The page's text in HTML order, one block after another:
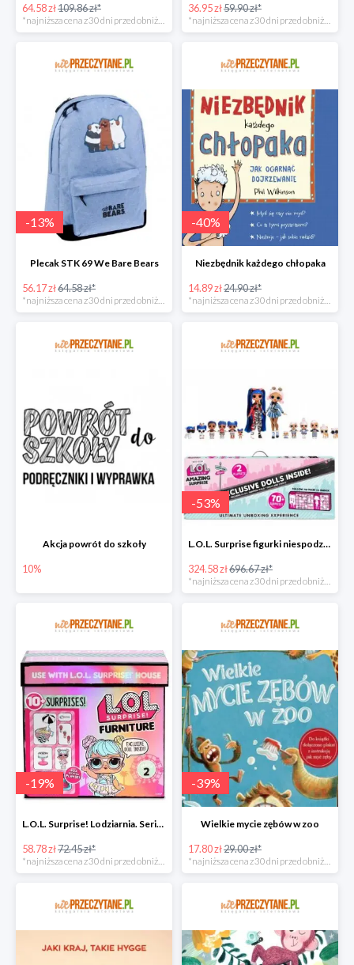
64.58 zł109.86 zł* 36.95 zł59.90 zł*
-13%
Plecak STK 69 We Bare Bears
56.17 zł64.58 zł*
*najniższa cena z 30 dni przed obniżką
-40%
Niezbędnik każdego chłopaka
14.89 zł24.90 zł*
*najniższa cena z 30 dni przed obniżką
Akcja powrót do szkoły
10%
-53%
L.O.L. Surprise figurki niespodzianki Amazing Surprise w super cenie
324.58 zł696.67 zł*
-19%
L.O.L. Surprise! Lodziarnia. Seria 2 w super cenie
58.78 zł72.45 zł*
*najniższa cena z 30 dni przed obniżką
-39%
Wielkie mycie zębów w zoo
17.80 zł29.00 zł*
*najniższa cena z 30 dni przed obniżką